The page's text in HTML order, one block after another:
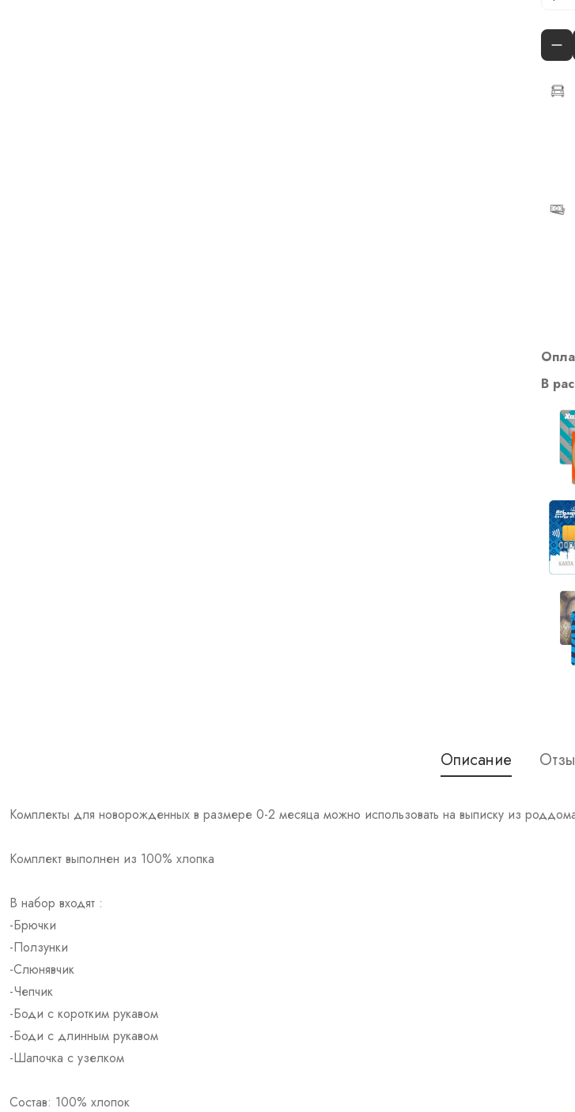
В
Описание
Комплекты для новорожденных в размере 0-2 месяца можно использовать на выписку из
Комплект выполнен из 100% хлопка
В набор входят :
-Брючки
-Ползунки
-Слюнявчик
-Чепчик
-Боди с коротким рукавом
-Боди с длинным рукавом
-Шапочка с узелком
Состав: 100% хлопок